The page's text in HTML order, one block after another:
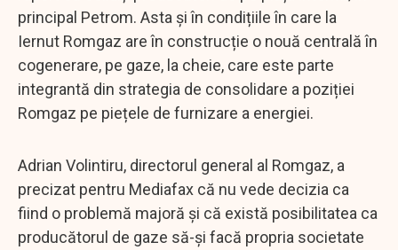
principal Petrom. Asta și în condițiile în care la
Iernut Romgaz are în construcție o nouă centrală în
cogenerare, pe gaze, la cheie, care este parte
integrantă din strategia de consolidare a poziției
Romgaz pe piețele de furnizare a energiei.
Adrian Volintiru, directorul general al Romgaz, a
precizat pentru Mediafax că nu vede decizia ca
fiind o problemă majoră și că există posibilitatea ca
producătorul de gaze să-și facă propria societate